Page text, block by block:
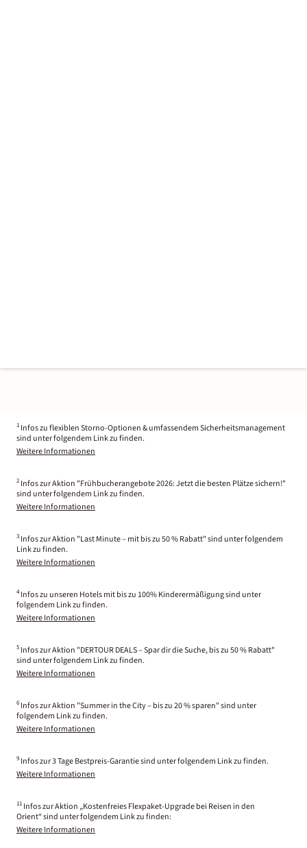
1 Infos zu flexiblen Storno-Optionen & umfassendem Sicherheitsmanagement
sind unter folgendem Link zu finden.
Weitere Informationen
2 Infos zur Aktion "Frühbucherangebote 2026: Jetzt die besten Plätze sichern!"
sind unter folgendem Link zu finden.
Weitere Informationen
3 Infos zur Aktion "Last Minute – mit bis zu 50 % Rabatt" sind unter folgendem
Link zu finden.
Weitere Informationen
4 Infos zu unseren Hotels mit bis zu 100% Kinderermäßigung sind unter
folgendem Link zu finden.
Weitere Informationen
5 Infos zur Aktion "DERTOUR DEALS – Spar dir die Suche, bis zu 50 % Rabatt"
sind unter folgendem Link zu finden.
Weitere Informationen
6 Infos zur Aktion "Summer in the City – bis zu 20 % sparen" sind unter
folgendem Link zu finden.
Weitere Informationen
9 Infos zur 3 Tage Bestpreis-Garantie sind unter folgendem Link zu finden.
Weitere Informationen
11 Infos zur Aktion „Kostenfreies Flexpaket-Upgrade bei Reisen in den
Orient“ sind unter folgendem Link zu finden:
Weitere Informationen